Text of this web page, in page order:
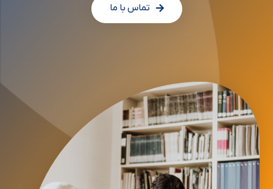
تماس با ما